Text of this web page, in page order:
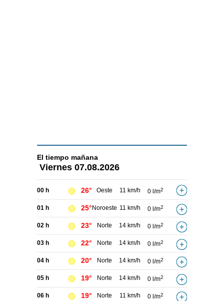
El tiempo mañana
Viernes 07.08.2026
00 h 26° Oeste 11 km/h 0 l/m2
01 h 25° Noroeste 11 km/h 0 l/m2
02 h 23° Norte 14 km/h 0 l/m2
03 h 22° Norte 14 km/h 0 l/m2
04 h 20° Norte 14 km/h 0 l/m2
05 h 19° Norte 14 km/h 0 l/m2
06 h 19° Norte 11 km/h 0 l/m2